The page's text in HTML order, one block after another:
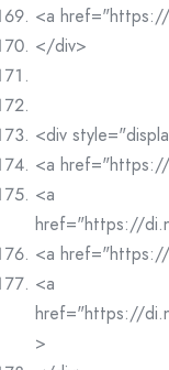
<a
</div>
<div
<a
<a
href="https://
<a
<a
href="https://
>